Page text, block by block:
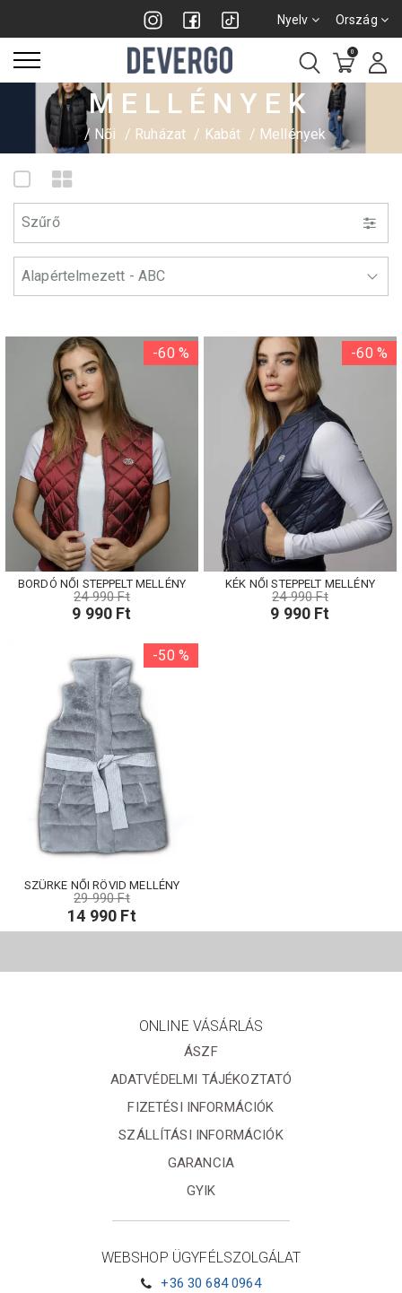
Nyelv Ország
0
MELLÉNYEK
Női Ruházat Kabát Mellények
Szűrő
-60 %
BORDÓ NŐI STEPPELT MELLÉNY
24 990 Ft
9 990 Ft
-60 %
KÉK NŐI STEPPELT MELLÉNY
24 990 Ft
9 990 Ft
-50 %
SZÜRKE NŐI RÖVID MELLÉNY
29 990 Ft
14 990 Ft
ONLINE VÁSÁRLÁS
ÁSZF
ADATVÉDELMI TÁJÉKOZTATÓ
FIZETÉSI INFORMÁCIÓK
SZÁLLÍTÁSI INFORMÁCIÓK
GARANCIA
GYIK
WEBSHOP ÜGYFÉLSZOLGÁLAT
+36 30 684 0964